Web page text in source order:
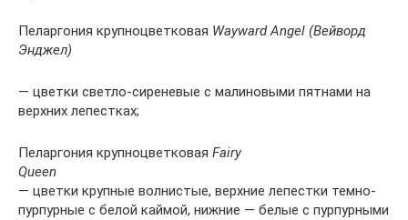
Пеларгония крупноцветковая Wayward Angel (Вейворд
Энджел)
— цветки светло-сиреневые с малиновыми пятнами на
верхних лепестках;
Пеларгония крупноцветковая Fairy
Queen
— цветки крупные волнистые, верхние лепестки темно-
пурпурные с белой каймой, нижние — белые с пурпурными